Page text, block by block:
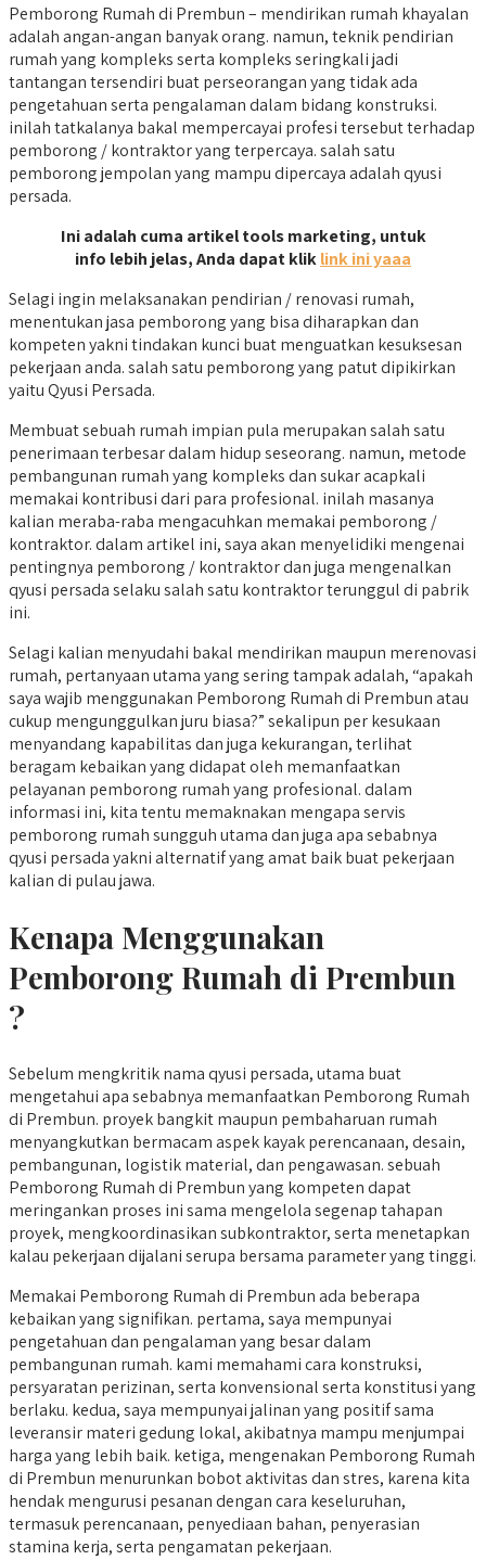
Pemborong Rumah di Prembun – mendirikan rumah khayalan
adalah angan-angan banyak orang. namun, teknik pendirian
rumah yang kompleks serta kompleks seringkali jadi
tantangan tersendiri buat perseorangan yang tidak ada
pengetahuan serta pengalaman dalam bidang konstruksi.
inilah tatkalanya bakal mempercayai profesi tersebut terhadap
pemborong / kontraktor yang terpercaya. salah satu
pemborong jempolan yang mampu dipercaya adalah qyusi
persada.
Ini adalah cuma artikel tools marketing, untuk
info lebih jelas, Anda dapat kliklink ini yaaa
Selagi ingin melaksanakan pendirian / renovasi rumah,
menentukan jasa pemborong yang bisa diharapkan dan
kompeten yakni tindakan kunci buat menguatkan kesuksesan
pekerjaan anda. salah satu pemborong yang patut dipikirkan
yaitu Qyusi Persada.
Membuat sebuah rumah impian pula merupakan salah satu
penerimaan terbesar dalam hidup seseorang. namun, metode
pembangunan rumah yang kompleks dan sukar acapkali
memakai kontribusi dari para profesional. inilah masanya
kalian meraba-raba mengacuhkan memakai pemborong /
kontraktor. dalam artikel ini, saya akan menyelidiki mengenai
pentingnya pemborong / kontraktor dan juga mengenalkan
qyusi persada selaku salah satu kontraktor terunggul di pabrik
ini.
Selagi kalian menyudahi bakal mendirikan maupun merenovasi
rumah, pertanyaan utama yang sering tampak adalah, “apakah
saya wajib menggunakan Pemborong Rumah di Prembun atau
cukup mengunggulkan juru biasa?” sekalipun per kesukaan
menyandang kapabilitas dan juga kekurangan, terlihat
beragam kebaikan yang didapat oleh memanfaatkan
pelayanan pemborong rumah yang profesional. dalam
informasi ini, kita tentu memaknakan mengapa servis
pemborong rumah sungguh utama dan juga apa sebabnya
qyusi persada yakni alternatif yang amat baik buat pekerjaan
kalian di pulau jawa.
Kenapa Menggunakan
Pemborong Rumah di Prembun
?
Sebelum mengkritik nama qyusi persada, utama buat
mengetahui apa sebabnya memanfaatkan Pemborong Rumah
di Prembun. proyek bangkit maupun pembaharuan rumah
menyangkutkan bermacam aspek kayak perencanaan, desain,
pembangunan, logistik material, dan pengawasan. sebuah
Pemborong Rumah di Prembun yang kompeten dapat
meringankan proses ini sama mengelola segenap tahapan
proyek, mengkoordinasikan subkontraktor, serta menetapkan
kalau pekerjaan dijalani serupa bersama parameter yang tinggi.
Memakai Pemborong Rumah di Prembun ada beberapa
kebaikan yang signifikan. pertama, saya mempunyai
pengetahuan dan pengalaman yang besar dalam
pembangunan rumah. kami memahami cara konstruksi,
persyaratan perizinan, serta konvensional serta konstitusi yang
berlaku. kedua, saya mempunyai jalinan yang positif sama
leveransir materi gedung lokal, akibatnya mampu menjumpai
harga yang lebih baik. ketiga, mengenakan Pemborong Rumah
di Prembun menurunkan bobot aktivitas dan stres, karena kita
hendak mengurusi pesanan dengan cara keseluruhan,
termasuk perencanaan, penyediaan bahan, penyerasian
stamina kerja, serta pengamatan pekerjaan.